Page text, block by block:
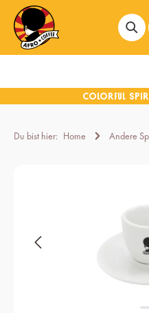
springen
Du bist hier: Home Andere